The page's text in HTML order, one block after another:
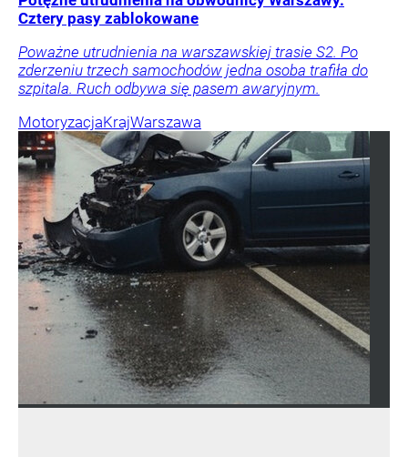
Cztery pasy zablokowane
Poważne utrudnienia na warszawskiej trasie S2. Po
zderzeniu trzech samochodów jedna osoba trafiła do
szpitala. Ruch odbywa się pasem awaryjnym.
MotoryzacjaKrajWarszawa